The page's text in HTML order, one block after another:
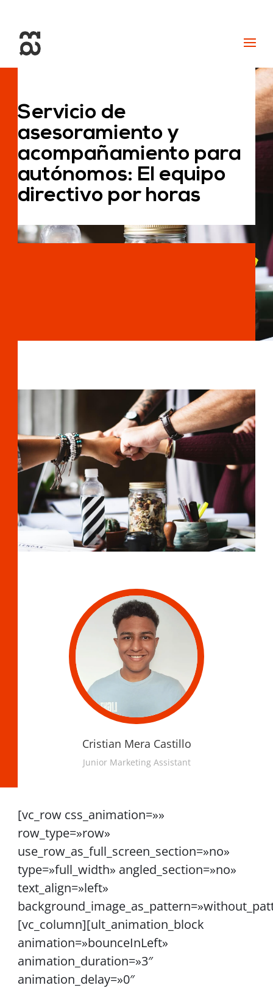
Servicio de
asesoramiento y
acompañamiento para
autónomos: El equipo
directivo por horas
Cristian Mera Castillo
Junior Marketing Assistant
[vc_row css_animation=»»
row_type=»row»
use_row_as_full_screen_section=»no»
type=»full_width» angled_section=»no»
text_align=»left»
[vc_column][ult_animation_block
animation=»bounceInLeft»
animation_duration=»3″
animation_delay=»0″